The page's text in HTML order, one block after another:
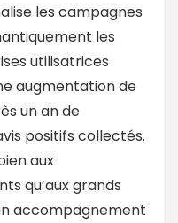
les campagnes
les
utilisatrices
augmentation de
un an de
positifs collectés.
aux
qu’aux grands
accompagnement